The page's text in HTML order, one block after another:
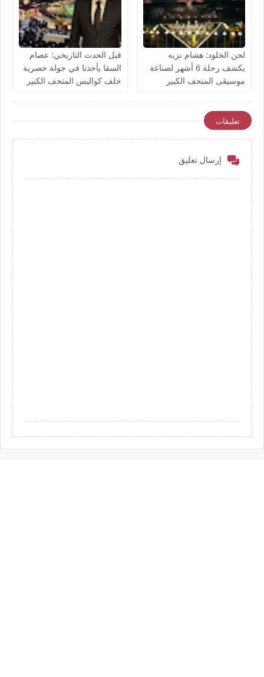
لحن الخلود: هشام نزيه
يكشف رحلة 6 أشهر لصناعة
موسيقى المتحف الكبير
قبل الحدث التاريخي: عصام
السقا يأخذنا في جولة حصرية
خلف كواليس المتحف الكبير
تعليقات
إرسال تعليق